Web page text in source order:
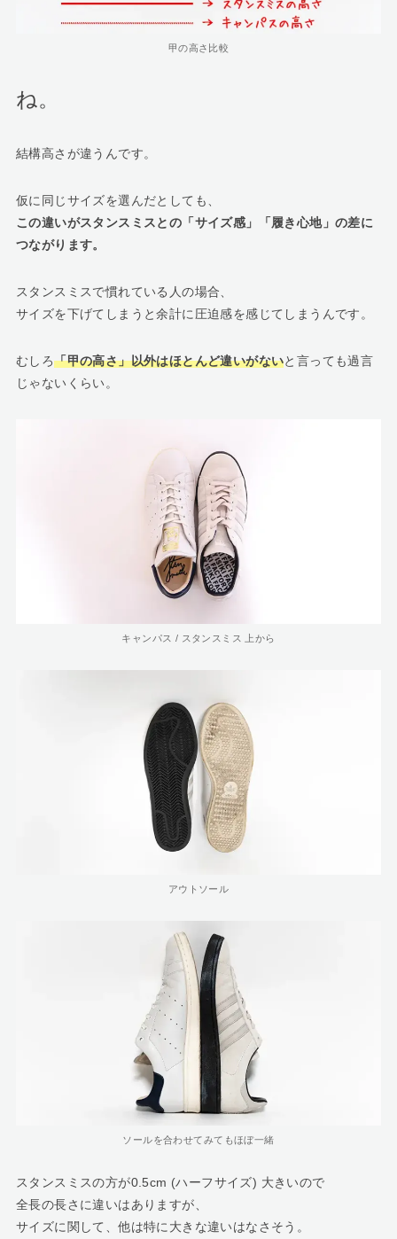
甲の高さ比較
ね。
結構高さが違うんです。
仮に同じサイズを選んだとしても、
この違いがスタンスミスとの「サイズ感」「履き心地」の差に
つながります。
スタンスミスで慣れている人の場合、
サイズを下げてしまうと余計に圧迫感を感じてしまうんです。
むしろ「甲の高さ」以外はほとんど違いがないと言っても過言
じゃないくらい。
キャンパス / スタンスミス 上から
アウトソール
ソールを合わせてみてもほぼ一緒
スタンスミスの方が0.5cm (ハーフサイズ) 大きいので
全長の長さに違いはありますが、
サイズに関して、他は特に大きな違いはなさそう。